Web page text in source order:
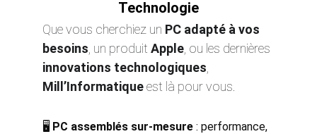
Technologie
Que vous cherchiez un PC adapté à vos
besoins , un produit Apple , ou les dernières
innovations technologiques
Mill’Informatique est là pour vous.
🖥 PC assemblés sur-mesure : performance,